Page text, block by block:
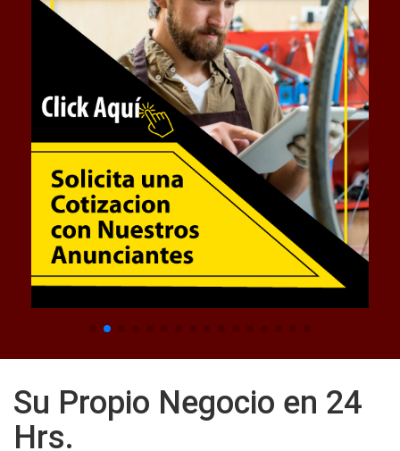
Su Propio Negocio en 24
Hrs.